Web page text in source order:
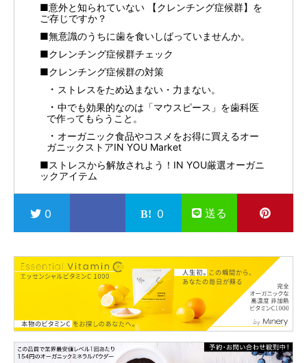
■意外と知られていない 【クレンチング症候群】を
ご存じですか？
■無意識のうちに歯を食いしばっていませんか。
■クレンチング症候群チェック
■クレンチング症候群の対策
ストレスをため込まない・力まない。
中でも効果的なのは「マウスピース」を歯科医
で作ってもらうこと。
オーガニック食品やコスメをお得に買えるオー
ガニックストアIN YOU Market
■ストレスから解放されよう！IN YOU厳選オーガニ
ックアイテム
0 0 送る